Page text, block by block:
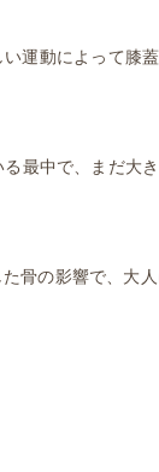
運動によって膝
最中で、まだ大
骨の影響で、大